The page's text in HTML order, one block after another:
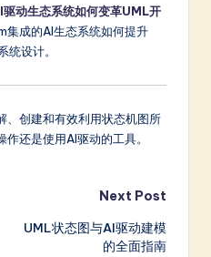
动生态系统如何变革UML开
集成的AI生态系统如何提升
统设计。
、创建和有效利用状态机图所
还是使用AI驱动的工具。
Next Post
UML状态图与AI驱动建模
的全面指南